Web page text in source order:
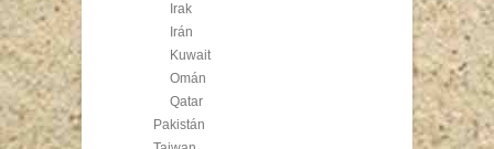
Irak
Irán
Kuwait
Omán
Qatar
Pakistán